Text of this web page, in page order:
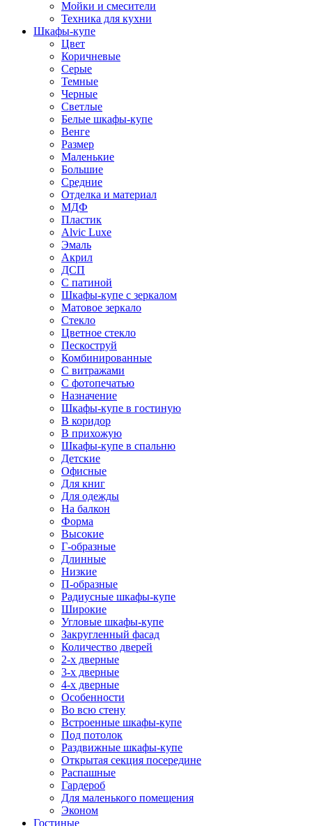
Мойки и смесители
Техника для кухни
Шкафы-купе
Цвет
Коричневые
Серые
Темные
Черные
Светлые
Белые шкафы-купе
Венге
Размер
Маленькие
Большие
Средние
Отделка и материал
МДФ
Пластик
Alvic Luxe
Эмаль
Акрил
ДСП
С патиной
Шкафы-купе с зеркалом
Матовое зеркало
Стекло
Цветное стекло
Пескоструй
Комбинированные
С витражами
С фотопечатью
Назначение
Шкафы-купе в гостиную
В коридор
В прихожую
Шкафы-купе в спальню
Детские
Офисные
Для книг
Для одежды
На балкон
Форма
Высокие
Г-образные
Длинные
Низкие
П-образные
Радиусные шкафы-купе
Широкие
Угловые шкафы-купе
Закругленный фасад
Количество дверей
2-х дверные
3-х дверные
4-х дверные
Особенности
Во всю стену
Встроенные шкафы-купе
Под потолок
Раздвижные шкафы-купе
Открытая секция посередине
Распашные
Гардероб
Для маленького помещения
Эконом
Гостиные